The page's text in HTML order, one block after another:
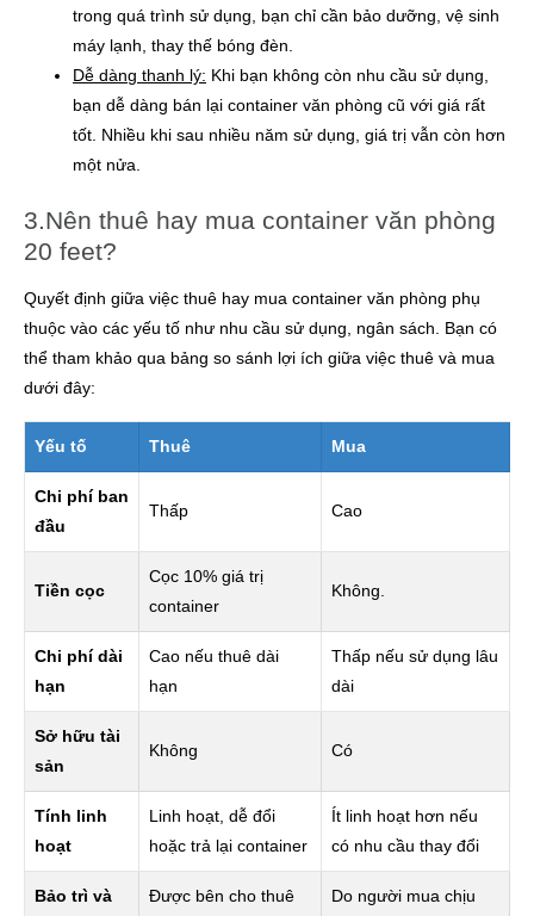
trong quá trình sử dụng, bạn chỉ cần bảo dưỡng, vệ sinh
máy lạnh, thay thế bóng đèn.
Dễ dàng thanh lý: Khi bạn không còn nhu cầu sử dụng,
bạn dễ dàng bán lại container văn phòng cũ với giá rất
tốt. Nhiều khi sau nhiều năm sử dụng, giá trị vẫn còn hơn
một nửa.
3.Nên thuê hay mua container văn phòng
20 feet?
Quyết định giữa việc thuê hay mua container văn phòng phụ
thuộc vào các yếu tố như nhu cầu sử dụng, ngân sách. Bạn có
thể tham khảo qua bảng so sánh lợi ích giữa việc thuê và mua
dưới đây:
Yếu tố Thuê Mua
Chi phí ban
đầu
Thấp Cao
Tiền cọc
Cọc 10% giá trị
container
Không.
Chi phí dài
hạn
Cao nếu thuê dài
hạn
Thấp nếu sử dụng lâu
dài
Sở hữu tài
sản
Không Có
Tính linh
hoạt
Linh hoạt, dễ đổi
hoặc trả lại container
Ít linh hoạt hơn nếu
có nhu cầu thay đổi
Bảo trì và
Được bên cho thuê
Do người mua chịu